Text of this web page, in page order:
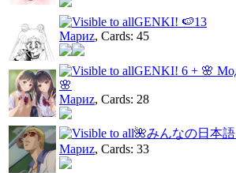
GENKI! 🍉13
Мариz, Cards: 45
GENKI! 6 + 🌸
🌸
Мариz, Cards: 28
🌺みんなの日本語
Мариz, Cards: 33